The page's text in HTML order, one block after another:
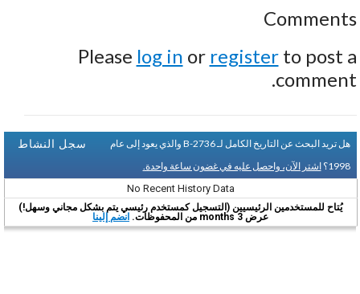
Comments
Please log in or registerto post a
comment.
سجل النشاط
هل تريد البحث عن التاريخ الكامل لـ B-2736 والذي يعود إلى عام
1998؟ اشتر الآن، واحصل عليه في غضون ساعة واحدة.
No Recent History Data
يُتاح للمستخدمين الرئيسيين (التسجيل كمستخدم رئيسي يتم بشكل مجاني وسهل!)
عرض 3 months من المحفوظات.
انضم إلينا